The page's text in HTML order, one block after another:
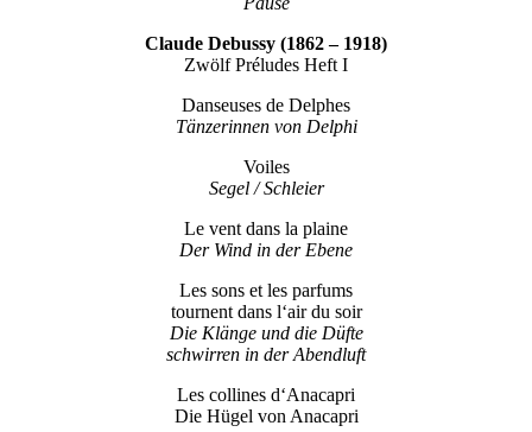
Claude Debussy (1862 – 1918)
Zwölf Préludes Heft I
Danseuses de Delphes
Tänzerinnen von Delphi
Voiles
Segel / Schleier
Le vent dans la plaine
Der Wind in der Ebene
Les sons et les parfums
tournent dans l‘air du soir
Die Klänge und die Düfte
schwirren in der Abendluft
Les collines d‘Anacapri
Die Hügel von Anacapri